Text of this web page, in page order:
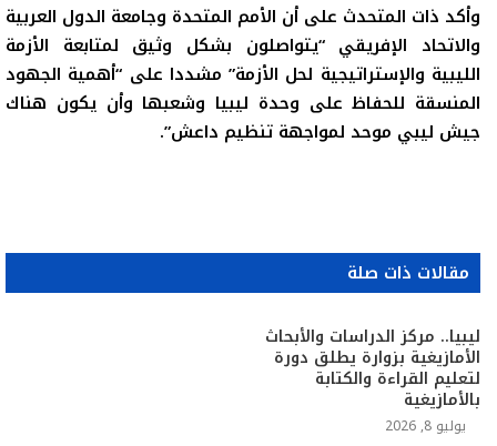
وأكد ذات المتحدث على أن الأمم المتحدة وجامعة الدول العربية
والاتحاد الإفريقي “يتواصلون بشكل وثيق لمتابعة الأزمة
الليبية والإستراتيجية لحل الأزمة” مشددا على “أهمية الجهود
المنسقة للحفاظ على وحدة ليبيا وشعبها وأن يكون هناك
جيش ليبي موحد لمواجهة تنظيم داعش”.
مقالات ذات صلة
ليبيا.. مركز الدراسات والأبحاث
الأمازيغية بزوارة يطلق دورة
لتعليم القراءة والكتابة
بالأمازيغية
يوليو 8, 2026